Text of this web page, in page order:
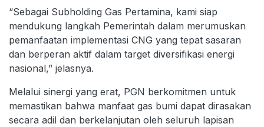
“Sebagai Subholding Gas Pertamina, kami siap
mendukung langkah Pemerintah dalam merumuskan
pemanfaatan implementasi CNG yang tepat sasaran
dan berperan aktif dalam target diversifikasi energi
nasional,” jelasnya.
Melalui sinergi yang erat, PGN berkomitmen untuk
memastikan bahwa manfaat gas bumi dapat dirasakan
secara adil dan berkelanjutan oleh seluruh lapisan